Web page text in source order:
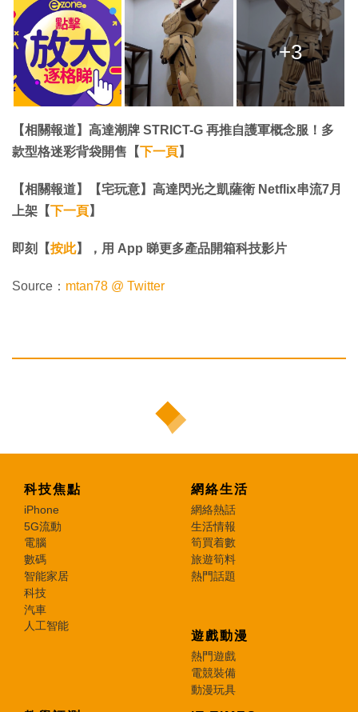
+3
【相關報道】高達潮牌 STRICT-G 再推自護軍概念服！多
款型格迷彩背袋開售【下一頁】
【相關報道】【宅玩意】高達閃光之凱薩衛 Netflix串流7月
上架【下一頁】
即刻【按此】，用 App 睇更多產品開箱科技影片
Source： mtan78 @ Twitter
科技焦點
iPhone
5G流動
電腦
數碼
智能家居
科技
汽車
人工智能
網絡生活
網絡熱話
生活情報
筍買着數
旅遊筍料
熱門話題
遊戲動漫
熱門遊戲
電競裝備
動漫玩具